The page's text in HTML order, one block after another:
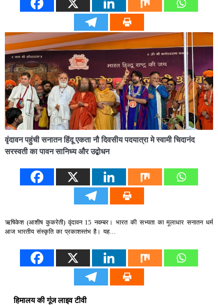
वृंदावन पहुंची सनातन हिंदू एकता नौ दिवसीय पदयात्रा मे स्वामी चिदानंद
सरस्वती का पावन सानिध्य और उद्बोधन
ऋषिकेश (आशीष कुकरेती) वृंदावन 15 नवम्बर। भारत की सभ्यता का मूलाधार सनातन धर्म
आज भारतीय संस्कृति का प्रकाशस्तंभ है। यह…
हिमालय की गूंज लाइव टीवी